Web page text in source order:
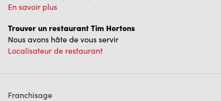
En savoir plus
Trouver un restaurant Tim Hortons
Nous avons hâte de vous servir
Localisateur de restaurant
Franchisage